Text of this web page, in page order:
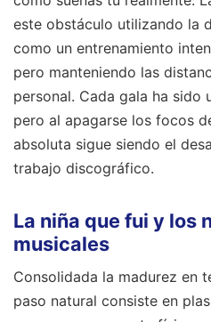
este obstáculo utilizando la
como un entrenamiento
pero manteniendo las
personal. Cada gala ha sido
pero al apagarse los focos
absoluta sigue siendo el
trabajo discográfico.
La niña que fui y los
musicales
Consolidada la madurez en
paso natural consiste en